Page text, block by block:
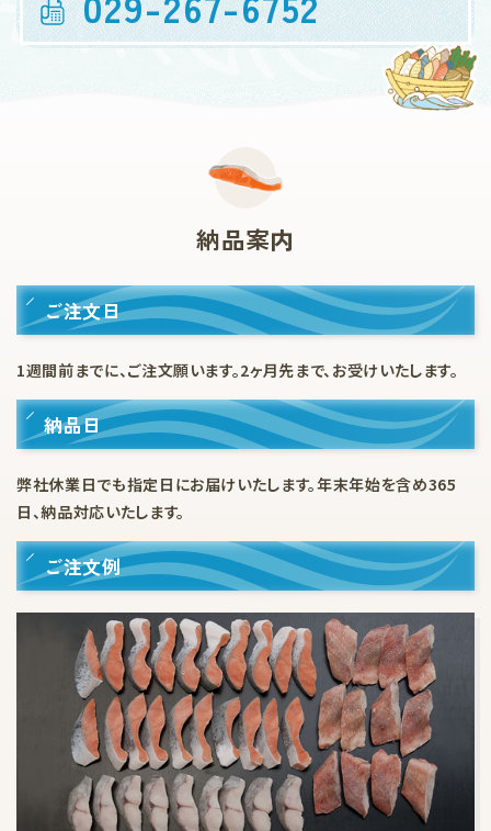
納品案内
ご注文日
1週間前までに、ご注文願います。2ヶ月先まで、お受けいたします。
納品日
弊社休業日でも指定日にお届けいたします。年末年始を含め365
日、納品対応いたします。
ご注文例